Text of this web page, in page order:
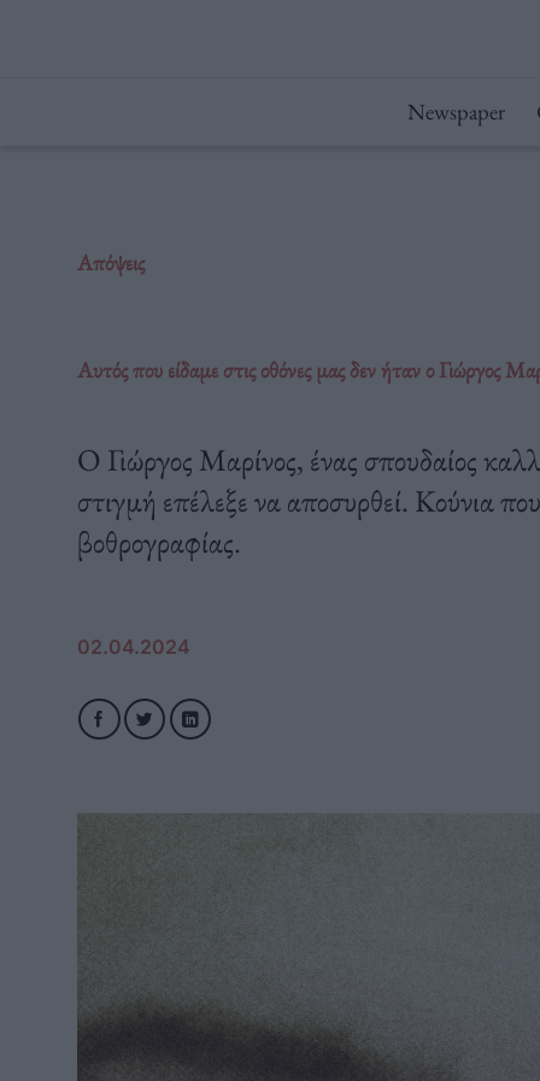
Newspaper
Απόψεις
Αυτός που είδαμε στις οθόνες μας δεν ήταν ο Γιώργος
Ο Γιώργος Μαρίνος, ένας σπουδαίος
στιγμή επέλεξε να αποσυρθεί. Κούνια
βοθρογραφίας.
02.04.2024